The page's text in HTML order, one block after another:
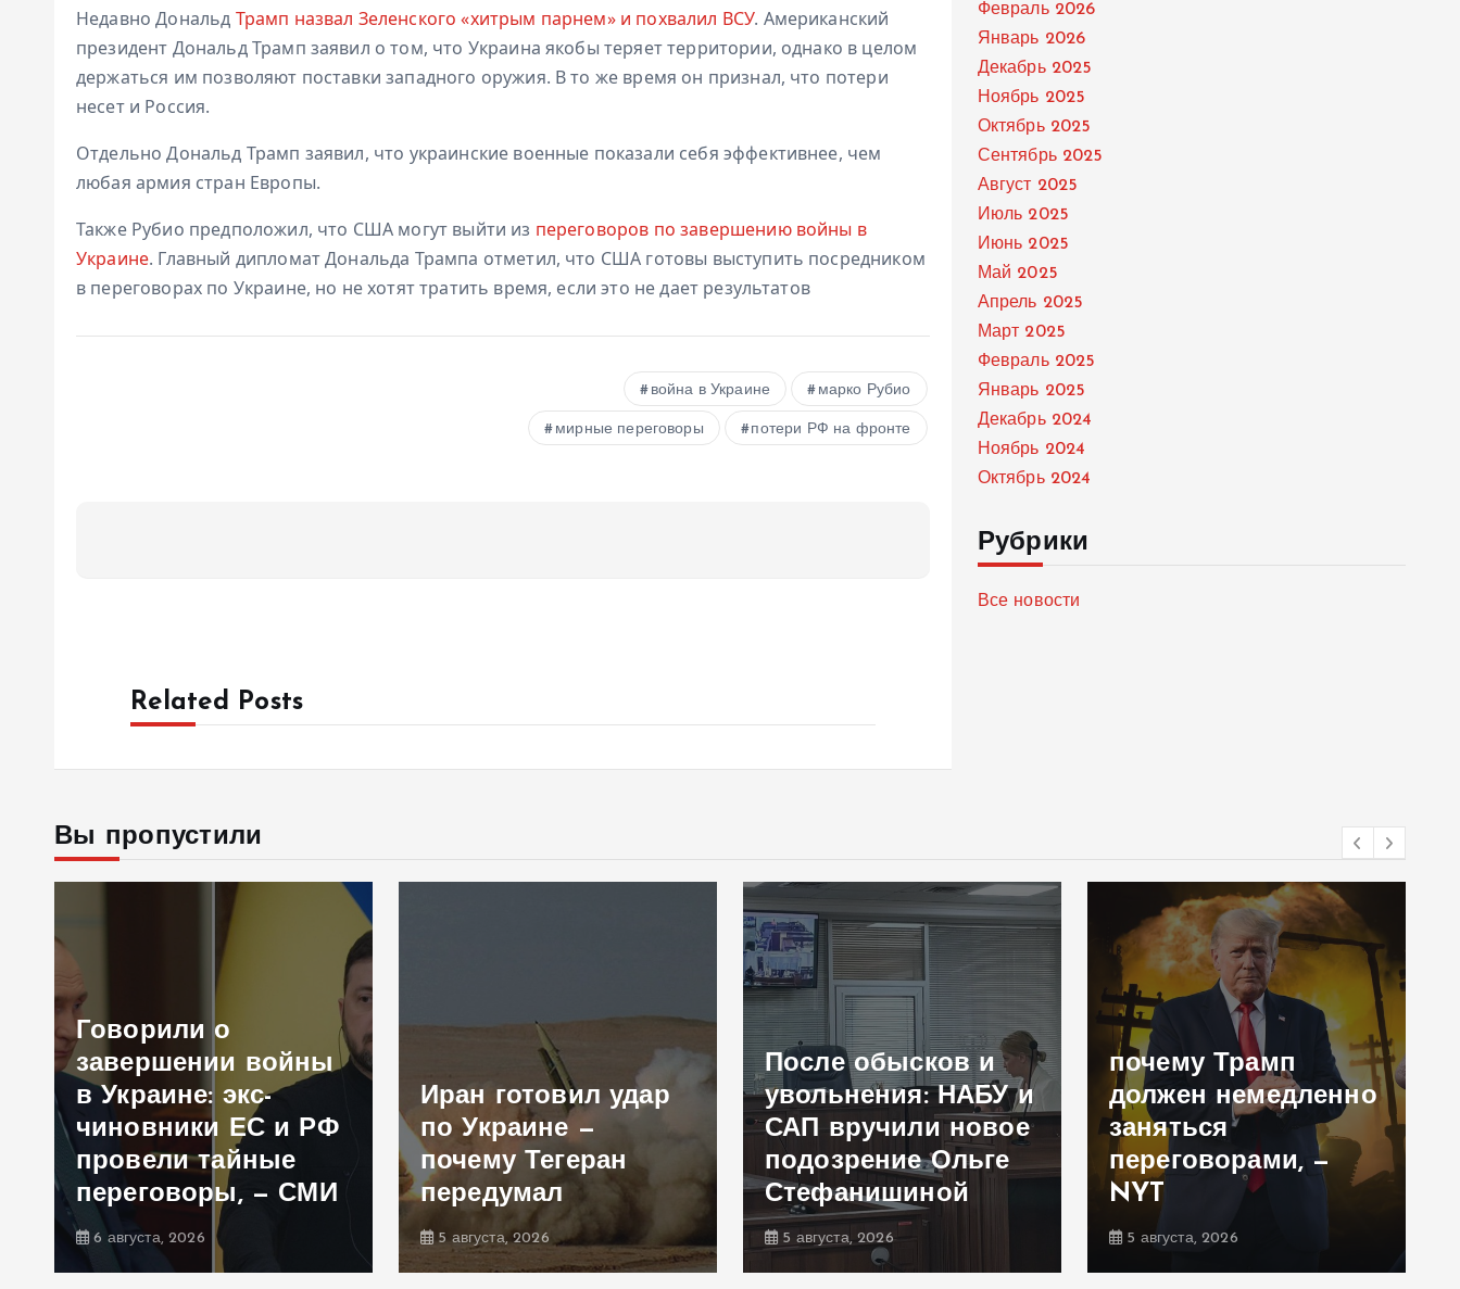
Недавно Дональд Трамп назвал Зеленского «хитрым парнем» и похвалил ВСУ. Американский
президент Дональд Трамп заявил о том, что Украина якобы теряет территории, однако в целом
держаться им позволяют поставки западного оружия. В то же время он признал, что потери
несет и Россия.
Отдельно Дональд Трамп заявил, что украинские военные показали себя эффективнее, чем
любая армия стран Европы.
Также Рубио предположил, что США могут выйти из переговоров по завершению войны в
Украине. Главный дипломат Дональда Трампа отметил, что США готовы выступить посредником
в переговорах по Украине, но не хотят тратить время, если это не дает результатов
война в Украине марко Рубио
мирные переговоры потери РФ на фронте
Related Posts
Февраль 2026
Январь 2026
Декабрь 2025
Ноябрь 2025
Октябрь 2025
Сентябрь 2025
Август 2025
Июль 2025
Июнь 2025
Май 2025
Апрель 2025
Март 2025
Февраль 2025
Январь 2025
Декабрь 2024
Ноябрь 2024
Октябрь 2024
Рубрики
Все новости
Вы пропустили
Говорили о
завершении войны
в Украине: экс-
чиновники ЕС и РФ
провели тайные
переговоры, — СМИ
6 августа, 2026
Иран готовил удар
по Украине —
почему Тегеран
передумал
5 августа, 2026
После обысков и
увольнения: НАБУ и
САП вручили новое
подозрение Ольге
Стефанишиной
5 августа, 2026
почему Трамп
должен немедленно
заняться
переговорами, —
NYT
5 августа, 2026